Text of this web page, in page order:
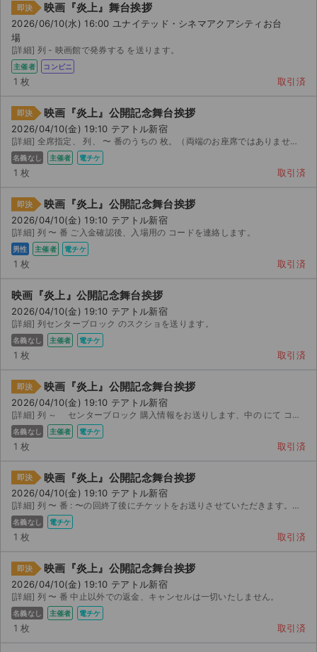
即決 映画『炎上』舞台挨拶
2026/06/10(水) 16:00 ユナイテッド・シネマアクアシティお台
場
[詳細] 列 - 映画館で発券する を送ります。
主催者 コンビニ
1 枚 取引済
即決 映画『炎上』公開記念舞台挨拶
2026/04/10(金) 19:10 テアトル新宿
[詳細] 全席指定、 列、 〜 番のうちの 枚。（両端のお座席ではありません。座席特定を避けルため、こ...
名義なし 主催者 電チケ
1 枚 取引済
即決 映画『炎上』公開記念舞台挨拶
2026/04/10(金) 19:10 テアトル新宿
[詳細] 列 〜 番 ご入金確認後、入場用の コードを連絡します。
男性 主催者 電チケ
1 枚 取引済
映画『炎上』公開記念舞台挨拶
2026/04/10(金) 19:10 テアトル新宿
[詳細] 列センターブロック のスクショを送ります。
名義なし 主催者 電チケ
1 枚 取引済
即決 映画『炎上』公開記念舞台挨拶
2026/04/10(金) 19:10 テアトル新宿
[詳細] 列 ～ センターブロック 購入情報をお送りします、中の にて コード表示しますので...
名義なし 主催者 電チケ
1 枚 取引済
即決 映画『炎上』公開記念舞台挨拶
2026/04/10(金) 19:10 テアトル新宿
[詳細] 列 〜 番 : 〜の回終了後にチケットをお送りさせていただきます。中止以外での返金、...
名義なし 電チケ
1 枚 取引済
即決 映画『炎上』公開記念舞台挨拶
2026/04/10(金) 19:10 テアトル新宿
[詳細] 列 〜 番 中止以外での返金、キャンセルは一切いたしません。
名義なし 主催者 電チケ
1 枚 取引済